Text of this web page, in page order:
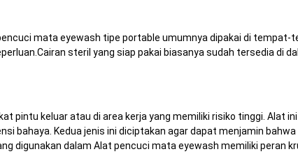
mata eyewash tipe portable umumnya dipakai di tempat-
Cairan steril yang siap pakai biasanya sudah tersedia di
pintu keluar atau di area kerja yang memiliki risiko tinggi. Alat
bahaya. Kedua jenis ini diciptakan agar dapat menjamin
digunakan dalam Alat pencuci mata eyewash memiliki peran